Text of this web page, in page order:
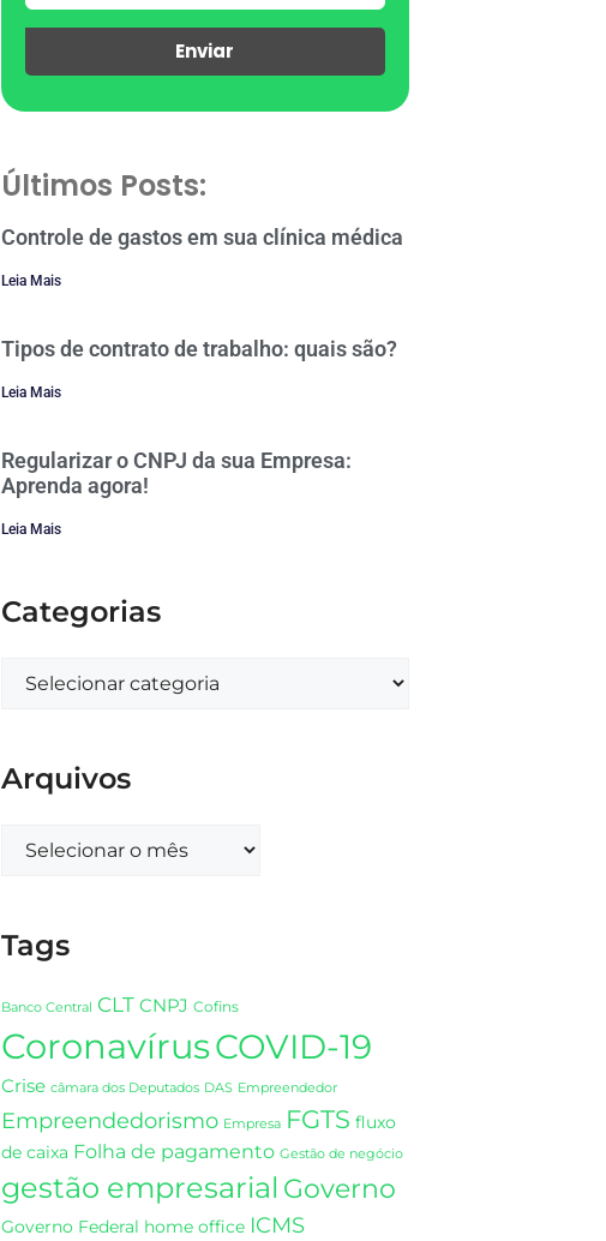
Enviar
Últimos Posts:
Controle de gastos em sua clínica médica
Leia Mais
Tipos de contrato de trabalho: quais são?
Leia Mais
Regularizar o CNPJ da sua Empresa:
Aprenda agora!
Leia Mais
Categorias
Arquivos
Tags
Banco Central CLT CNPJ Cofins
CoronavírusCOVID-19
Crise câmara dos Deputados DAS Empreendedor
Empreendedorismo Empresa FGTS fluxo
de caixa Folha de pagamento Gestão de negócio
gestão empresarial Governo
Governo Federal home office ICMS